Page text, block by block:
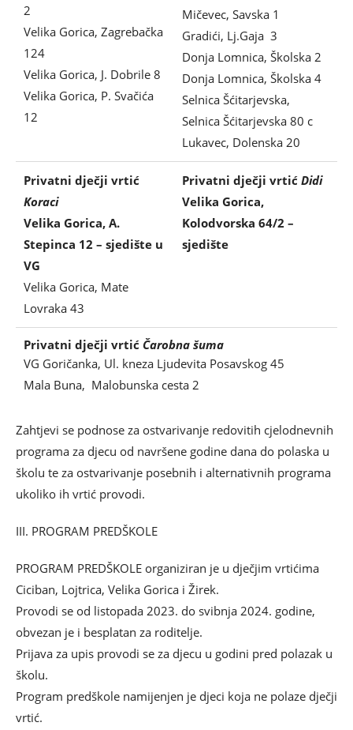
2
Velika Gorica, Zagrebačka
124
Velika Gorica, J. Dobrile 8
Velika Gorica, P. Svačića
12
Mičevec, Savska 1
Gradići, Lj.Gaja 3
Donja Lomnica, Školska 2
Donja Lomnica, Školska 4
Selnica Šćitarjevska,
Selnica Šćitarjevska 80 c
Lukavec, Dolenska 20
Privatni dječji vrtić
Koraci
Velika Gorica, A.
Stepinca 12 – sjedište u
VG
Velika Gorica, Mate
Lovraka 43
Privatni dječji vrtić Didi
Velika Gorica,
Kolodvorska 64/2 –
sjedište
Privatni dječji vrtić Čarobna šuma
VG Goričanka, Ul. kneza Ljudevita Posavskog 45
Mala Buna, Malobunska cesta 2
Zahtjevi se podnose za ostvarivanje redovitih cjelodnevnih
programa za djecu od navršene godine dana do polaska u
školu te za ostvarivanje posebnih i alternativnih programa
ukoliko ih vrtić provodi.
III. PROGRAM PREDŠKOLE
PROGRAM PREDŠKOLE organiziran je u dječjim vrtićima
Ciciban, Lojtrica, Velika Gorica i Žirek.
Provodi se od listopada 2023. do svibnja 2024. godine,
obvezan je i besplatan za roditelje.
Prijava za upis provodi se za djecu u godini pred polazak u
školu.
Program predškole namijenjen je djeci koja ne polaze dječji
vrtić.